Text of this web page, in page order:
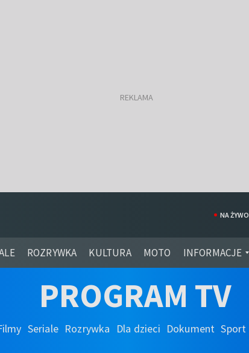
ROZRYWKA KULTURA MOTO INFORMACJE
NA ŻYWO
PROGRAM TV
Seriale Rozrywka Dla dzieci Dokument Sport